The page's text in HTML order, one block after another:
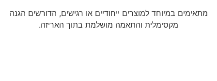
מתאימים במיוחד למוצרים ייחודיים או רגישים, הדורשים הגנה
מקסימלית והתאמה מושלמת בתוך האריזה.